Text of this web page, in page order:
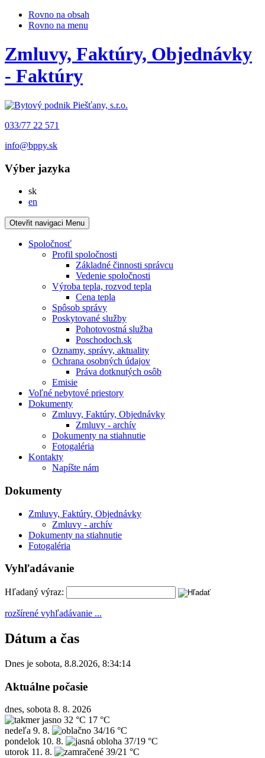
Rovno na obsah
Rovno na menu
Zmluvy, Faktúry, Objednávky
- Faktúry
033/77 22 571
info@bppy.sk
Výber jazyka
skSlovensky
en
Otevřit navigaci Menu
Spoločnosť
Profil spoločnosti
Základné činnosti správcu
Vedenie spoločnosti
Výroba tepla, rozvod tepla
Cena tepla
Spôsob správy
Poskytované služby
Pohotovostná služba
Poschodoch.sk
Oznamy, správy, aktuality
Ochrana osobných údajov
Práva dotknutých osôb
Emisie
Voľné nebytové priestory
Dokumenty
Zmluvy, Faktúry, Objednávky
Zmluvy - archív
Dokumenty na stiahnutie
Fotogaléria
Kontakty
Napíšte nám
Dokumenty
Zmluvy, Faktúry, Objednávky
Zmluvy - archív
Dokumenty na stiahnutie
Fotogaléria
Vyhľadávanie
Hľadaný výraz:
rozšírené vyhľadávanie ...
Dátum a čas
Dnes je sobota, 8.8.2026, 8:34:14
Aktuálne počasie
dnes, sobota 8. 8. 2026
32 °C 17 °C
nedeľa 9. 8.
34/16 °C
pondelok 10. 8.
37/19 °C
utorok 11. 8. 39/21 °C